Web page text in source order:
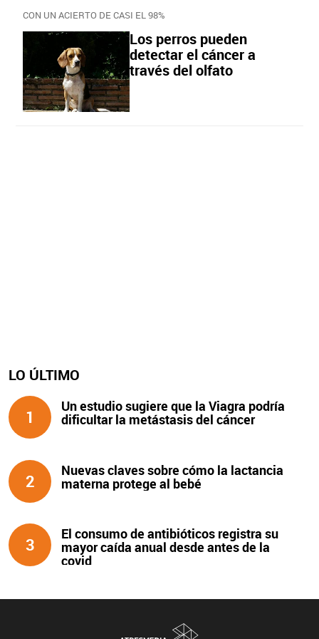
CON UN ACIERTO DE CASI EL 98%
Los perros pueden
detectar el cáncer a
través del olfato
LO ÚLTIMO
1
Un estudio sugiere que la Viagra podría
dificultar la metástasis del cáncer
2
Nuevas claves sobre cómo la lactancia
materna protege al bebé
3
El consumo de antibióticos registra su
mayor caída anual desde antes de la
covid